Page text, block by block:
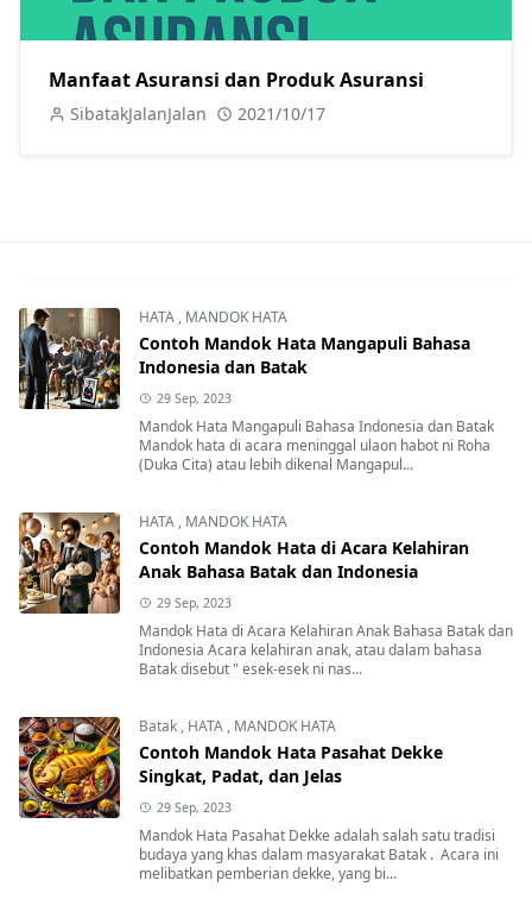
Manfaat Asuransi dan Produk Asuransi
SibatakJalanJalan 2021/10/17
HATA , MANDOK HATA
Contoh Mandok Hata Mangapuli Bahasa
Indonesia dan Batak
29 Sep, 2023
Mandok Hata Mangapuli Bahasa Indonesia dan Batak
Mandok hata di acara meninggal ulaon habot ni Roha
(Duka Cita) atau lebih dikenal Mangapul...
HATA , MANDOK HATA
Contoh Mandok Hata di Acara Kelahiran
Anak Bahasa Batak dan Indonesia
29 Sep, 2023
Mandok Hata di Acara Kelahiran Anak Bahasa Batak dan
Indonesia Acara kelahiran anak, atau dalam bahasa
Batak disebut " esek-esek ni nas...
Batak , HATA , MANDOK HATA
Contoh Mandok Hata Pasahat Dekke
Singkat, Padat, dan Jelas
29 Sep, 2023
Mandok Hata Pasahat Dekke adalah salah satu tradisi
budaya yang khas dalam masyarakat Batak . Acara ini
melibatkan pemberian dekke, yang bi...